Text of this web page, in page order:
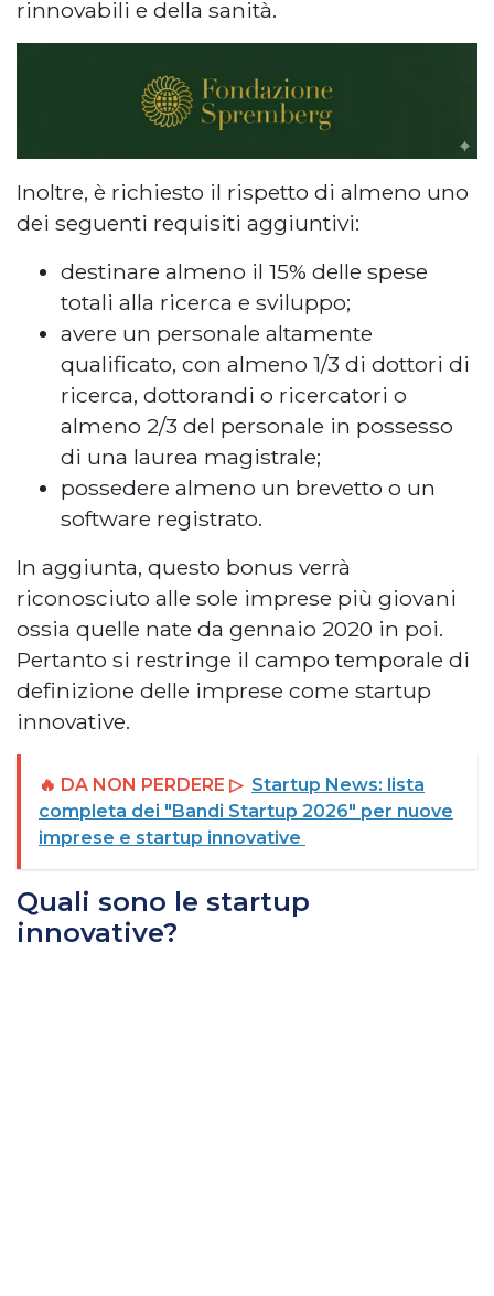
rinnovabili e della sanità.
Inoltre, è richiesto il rispetto di almeno uno
dei seguenti requisiti aggiuntivi:
destinare almeno il 15% delle spese
totali alla ricerca e sviluppo;
avere un personale altamente
qualificato, con almeno 1/3 di dottori di
ricerca, dottorandi o ricercatori o
almeno 2/3 del personale in possesso
di una laurea magistrale;
possedere almeno un brevetto o un
software registrato.
In aggiunta, questo bonus verrà
riconosciuto alle sole imprese più giovani
ossia quelle nate da gennaio 2020 in poi.
Pertanto si restringe il campo temporale di
definizione delle imprese come startup
innovative.
🔥 DA NON PERDERE ▷ Startup News: lista
completa dei "Bandi Startup 2026" per nuove
imprese e startup innovative
Quali sono le startup
innovative?